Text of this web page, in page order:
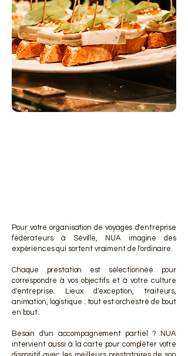
Pour votre organisation de voyages d'entreprise
fédérateurs à Séville, NUA imagine des
expériences qui sortent vraiment de l'ordinaire.
Chaque prestation est sélectionnée pour
correspondre à vos objectifs et à votre culture
d'entreprise. Lieux d'exception, traiteurs,
animation, logistique : tout est orchestré de bout
en bout.
Besoin d'un accompagnement partiel ? NUA
intervient aussi à la carte pour compléter votre